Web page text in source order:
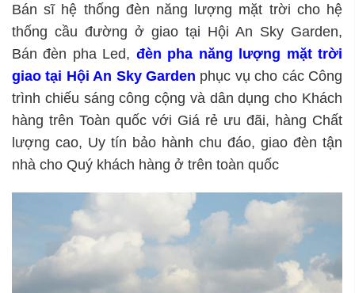
Bán sĩ hệ thống đèn năng lượng mặt trời cho hệ
thống cầu đường ở giao tại Hội An Sky Garden,
Bán đèn pha Led, đèn pha năng lượng mặt trời
giao tại Hội An Sky Garden phục vụ cho các Công
trình chiếu sáng công cộng và dân dụng cho Khách
hàng trên Toàn quốc với Giá rẻ ưu đãi, hàng Chất
lượng cao, Uy tín bảo hành chu đáo, giao đèn tận
nhà cho Quý khách hàng ở trên toàn quốc